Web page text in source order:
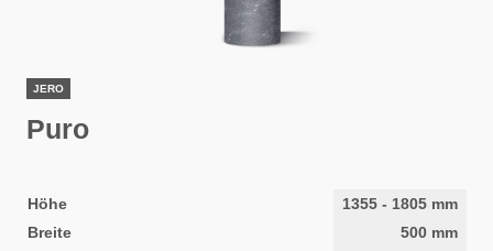
JERO
Puro
Höhe 1355 - 1805 mm
Breite
500 mm